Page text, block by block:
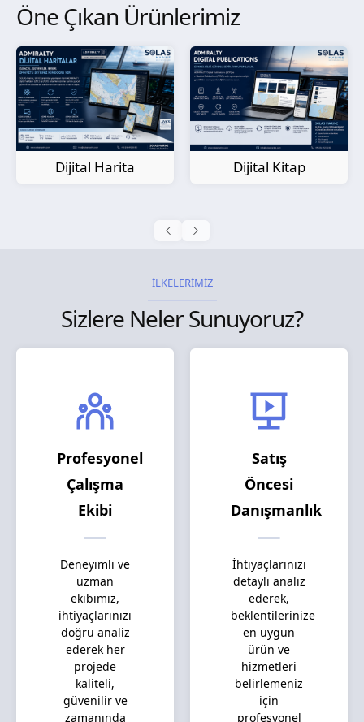
Öne Çıkan Ürünlerimiz
Dijital Kitap
Kağıt Harita
İLKELERİMİZ
Sizlere Neler Sunuyoruz?
Profesyonel
Çalışma
Ekibi
Deneyimli ve
uzman
ekibimiz,
ihtiyaçlarınızı
doğru analiz
ederek her
projede
kaliteli,
güvenilir ve
zamanında
Satış
Öncesi
Danışmanlık
İhtiyaçlarınızı
detaylı analiz
ederek,
beklentilerinize
en uygun
ürün ve
hizmetleri
belirlemeniz
için
profesyonel